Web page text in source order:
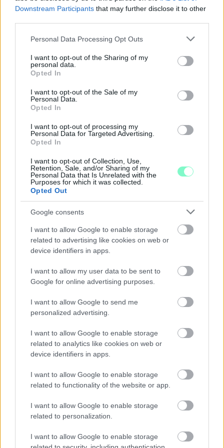
Downstream Participants that may further disclose it to other
Please note that this website/app uses one or more Google
not limited to your visit or usage behaviour. You may click to
grant or deny consent to Google and its third-party tags to
use your data for below specified purposes in below Google
consent section.
Personal Data Processing Opt Outs
I want to opt-out of the Sharing of my
personal data.
Opted In
I want to opt-out of the Sale of my
Personal Data.
Opted In
I want to opt-out of processing my
Personal Data for Targeted Advertising.
Opted In
I want to opt-out of Collection, Use,
Retention, Sale, and/or Sharing of my
Personal Data that Is Unrelated with the
Purposes for which it was collected.
Opted Out
Google consents
I want to allow Google to enable storage
related to advertising like cookies on web or
device identifiers in apps.
I want to allow my user data to be sent to
Google for online advertising purposes.
I want to allow Google to send me
personalized advertising.
I want to allow Google to enable storage
related to analytics like cookies on web or
device identifiers in apps.
I want to allow Google to enable storage
related to functionality of the website or app.
I want to allow Google to enable storage
related to personalization.
I want to allow Google to enable storage
PIKNIK ITALOK: ÍZEK ÉS ÉLMÉNYEK A SZABADBAN
Ahogy tavaszodik és a nap egyre tovább marad velünk, sokaknak
támad kedve kirándulni a természetbe.
ÖRÖMHÍR: TÍZ ÉVE NEM VOLT ILYEN ALACSONY AZ
Júliusban mindössze 1,2 százalékkal emelkedtek éves
összevetésben a fogyasztói árak, miközben az élelmiszerek ára
már csökkent.